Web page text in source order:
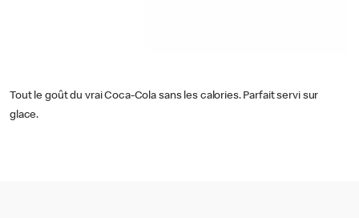
Tout le goût du vrai Coca-Cola sans les calories. Parfait servi sur
glace.